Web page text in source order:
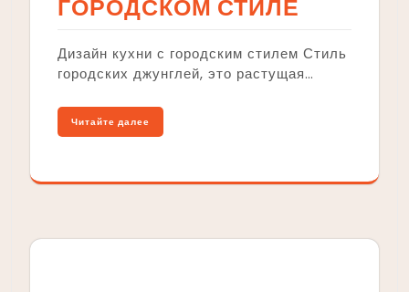
ГОРОДСКОМ СТИЛЕ
Дизайн кухни с городским стилем Стиль
городских джунглей, это растущая…
Читайте далее